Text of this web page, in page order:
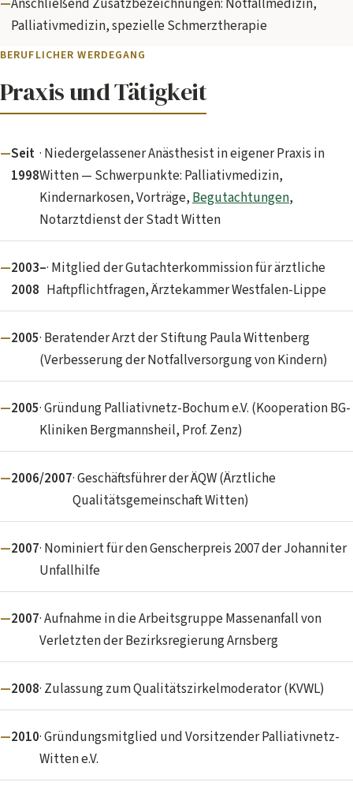
Anschließend Zusatzbezeichnungen: Notfallmedizin,
Palliativmedizin, spezielle Schmerztherapie
BERUFLICHER WERDEGANG
Praxis und Tätigkeit
Seit
1998
· Niedergelassener Anästhesist in eigener Praxis in
Witten — Schwerpunkte: Palliativmedizin,
Kindernarkosen, Vorträge,Begutachtungen,
Notarztdienst der Stadt Witten
2003–
2008
· Mitglied der Gutachterkommission für ärztliche
Haftpflichtfragen, Ärztekammer Westfalen-Lippe
2005· Beratender Arzt der Stiftung Paula Wittenberg
(Verbesserung der Notfallversorgung von Kindern)
2005· Gründung Palliativnetz-Bochum e.V. (Kooperation BG-
Kliniken Bergmannsheil, Prof. Zenz)
2006/2007· Geschäftsführer der ÄQW (Ärztliche
Qualitätsgemeinschaft Witten)
2007· Nominiert für den Genscherpreis 2007 der Johanniter
Unfallhilfe
2007· Aufnahme in die Arbeitsgruppe Massenanfall von
Verletzten der Bezirksregierung Arnsberg
2008· Zulassung zum Qualitätszirkelmoderator (KVWL)
2010· Gründungsmitglied und Vorsitzender Palliativnetz-
Witten e.V.